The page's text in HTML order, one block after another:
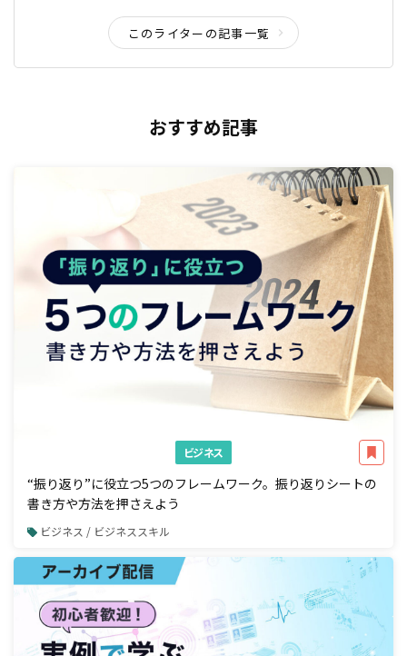
このライターの記事一覧
おすすめ記事
ビジネス
“振り返り”に役立つ5つのフレームワーク。振り返りシートの
書き方や方法を押さえよう
ビジネス / ビジネススキル